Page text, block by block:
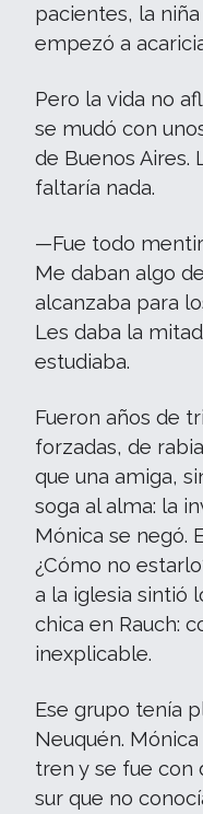
pacientes, la
empezó a
Pero la vida no
se mudó con
de Buenos
faltaría nada.
—Fue todo
Me daban algo
alcanzaba para
Les daba la
estudiaba.
Fueron años de
forzadas, de
que una amiga,
soga al alma: la
Mónica se negó.
¿Cómo no
a la iglesia sintió
chica en Rauch:
inexplicable.
Ese grupo tenía
Neuquén.
tren y se fue con
sur que no